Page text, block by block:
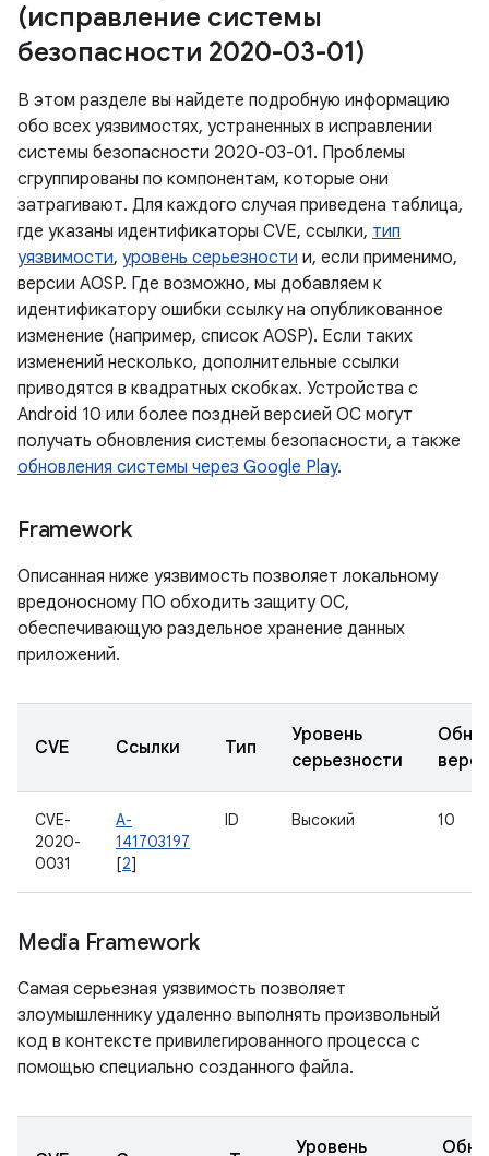
(исправление системы
безопасности 2020-03-01)
В этом разделе вы найдете подробную информацию
обо всех уязвимостях, устраненных в исправлении
системы безопасности 2020-03-01. Проблемы
сгруппированы по компонентам, которые они
затрагивают. Для каждого случая приведена таблица,
где указаны идентификаторы CVE, ссылки, тип
уязвимости, уровень серьезности и, если применимо,
версии AOSP. Где возможно, мы добавляем к
идентификатору ошибки ссылку на опубликованное
изменение (например, список AOSP). Если таких
изменений несколько, дополнительные ссылки
приводятся в квадратных скобках. Устройства с
Android 10 или более поздней версией ОС могут
получать обновления системы безопасности, а также
обновления системы через Google Play.
Framework
Описанная ниже уязвимость позволяет локальному
вредоносному ПО обходить защиту ОС,
обеспечивающую раздельное хранение данных
приложений.
CVE Ссылки Тип
Уровень
серьезности
CVE-
2020-
0031
A-
141703197
[2]
ID Высокий 10
Media Framework
Самая серьезная уязвимость позволяет
злоумышленнику удаленно выполнять произвольный
код в контексте привилегированного процесса с
помощью специально созданного файла.
Уровень